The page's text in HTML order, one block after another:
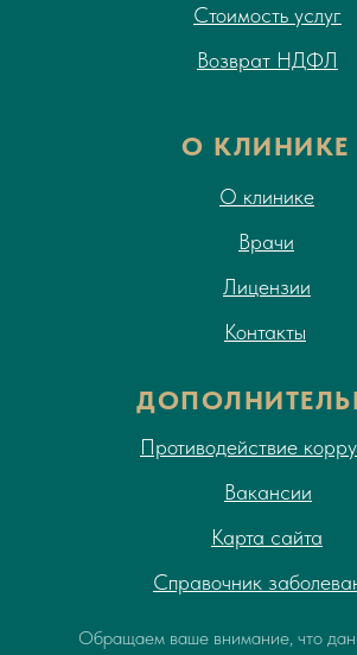
О КЛИНИКЕ
Возврат НДФЛ
Стоимость услуг
Врачи
Лицензии
О клинике
Контакты
Вакансии
Карта сайта
Справочник
Противодействие
Обращаем ваше внимание, что